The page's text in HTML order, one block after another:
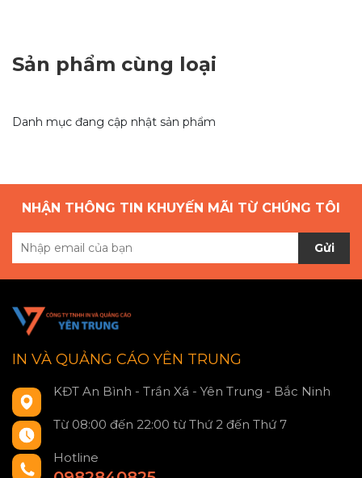
Sản phẩm cùng loại
Danh mục đang cập nhật sản phẩm
NHẬN THÔNG TIN KHUYẾN MÃI TỪ CHÚNG TÔI
Gửi
IN VÀ QUẢNG CÁO YÊN TRUNG
KĐT An Bình - Trần Xá - Yên Trung - Bắc Ninh
Từ 08:00 đến 22:00 từ Thứ 2 đến Thứ 7
Hotline